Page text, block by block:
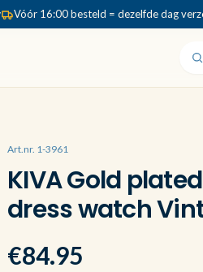
Vóór 16:00 besteld = dezelfde dag
Art.nr. 1-3961
KIVA Gold
dress watch
€84.95